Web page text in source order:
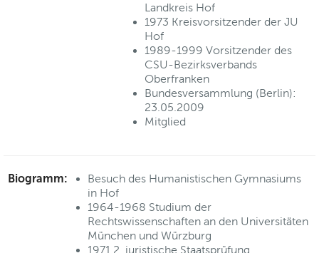
Landkreis Hof
1973 Kreisvorsitzender der JU
Hof
1989-1999 Vorsitzender des
CSU-Bezirksverbands
Oberfranken
Bundesversammlung (Berlin):
23.05.2009
Mitglied
Biogramm:
Besuch des Humanistischen Gymnasiums
in Hof
1964-1968 Studium der
Rechtswissenschaften an den Universitäten
München und Würzburg
1971 2. juristische Staatsprüfung